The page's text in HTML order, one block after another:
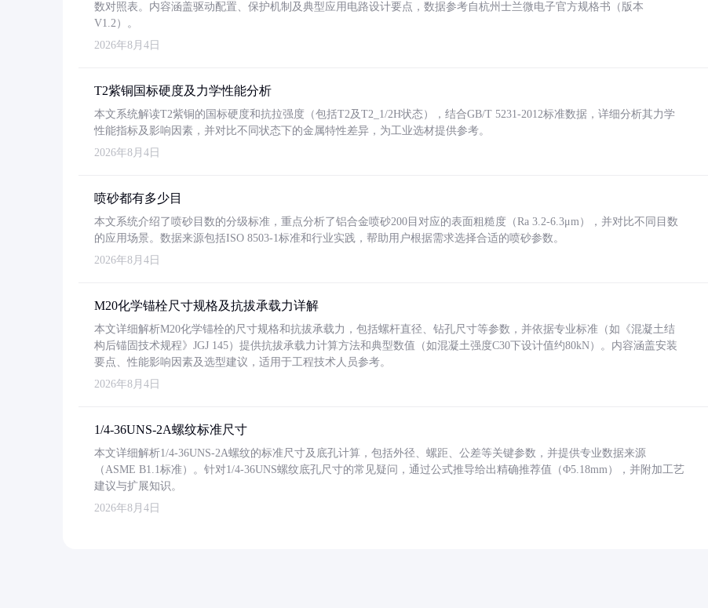
数对照表。内容涵盖驱动配置、保护机制及典型应用电路设计要点，数据参考自杭州士兰微电子官方规格书（版本
V1.2）。
2026年8月4日
T2紫铜国标硬度及力学性能分析
本文系统解读T2紫铜的国标硬度和抗拉强度（包括T2及T2_1/2H状态），结合GB/T 5231-2012标准数据，详细分析其力学
性能指标及影响因素，并对比不同状态下的金属特性差异，为工业选材提供参考。
2026年8月4日
喷砂都有多少目
本文系统介绍了喷砂目数的分级标准，重点分析了铝合金喷砂200目对应的表面粗糙度（Ra 3.2-6.3μm），并对比不同目数
的应用场景。数据来源包括ISO 8503-1标准和行业实践，帮助用户根据需求选择合适的喷砂参数。
2026年8月4日
M20化学锚栓尺寸规格及抗拔承载力详解
本文详细解析M20化学锚栓的尺寸规格和抗拔承载力，包括螺杆直径、钻孔尺寸等参数，并依据专业标准（如《混凝土结
构后锚固技术规程》JGJ 145）提供抗拔承载力计算方法和典型数值（如混凝土强度C30下设计值约80kN）。内容涵盖安装
要点、性能影响因素及选型建议，适用于工程技术人员参考。
2026年8月4日
1/4-36UNS-2A螺纹标准尺寸
本文详细解析1/4-36UNS-2A螺纹的标准尺寸及底孔计算，包括外径、螺距、公差等关键参数，并提供专业数据来源
（ASME B1.1标准）。针对1/4-36UNS螺纹底孔尺寸的常见疑问，通过公式推导给出精确推荐值（Φ5.18mm），并附加工艺
建议与扩展知识。
2026年8月4日